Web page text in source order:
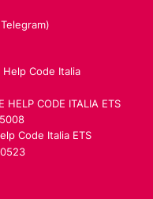
Code Italia
CODE ITALIA ETS
Code Italia ETS